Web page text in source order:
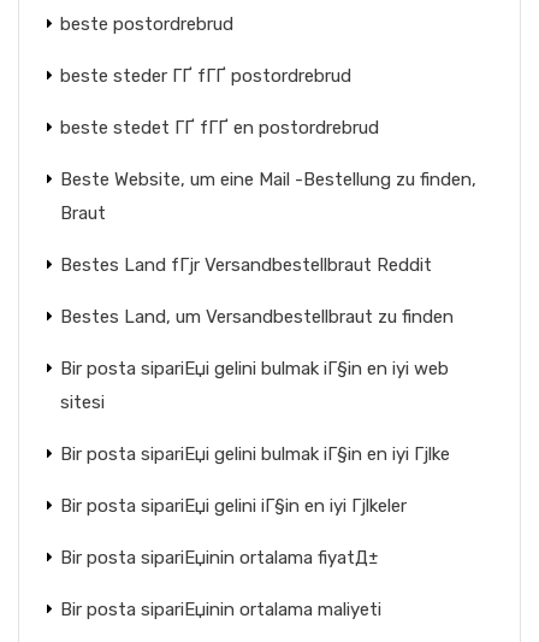
beste postordrebrud
beste steder ГҐ fГҐ postordrebrud
beste stedet ГҐ fГҐ en postordrebrud
Beste Website, um eine Mail -Bestellung zu finden,
Braut
Bestes Land fГјr Versandbestellbraut Reddit
Bestes Land, um Versandbestellbraut zu finden
Bir posta sipariЕџi gelini bulmak iГ§in en iyi web
sitesi
Bir posta sipariЕџi gelini bulmak iГ§in en iyi Гјlke
Bir posta sipariЕџi gelini iГ§in en iyi Гјlkeler
Bir posta sipariЕџinin ortalama fiyatД±
Bir posta sipariЕџinin ortalama maliyeti